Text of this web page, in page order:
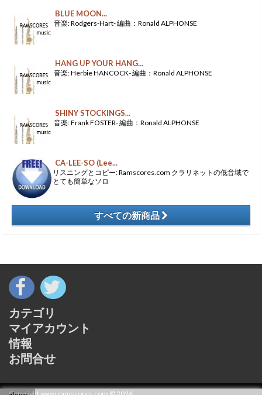
BLUE MOON...
音楽: Rodgers-Hart- 編曲：Ronald ALPHONSE
HANG UP YOUR HANG...
音楽: Herbie HANCOCK- 編曲：Ronald ALPHONSE
SHINY STOCKINGS...
音楽: Frank FOSTER- 編曲：Ronald ALPHONSE
CA-LEE-SO (Lee...
リスニングとコピー: Ramscores.com クラリネットの低音域で
とても簡単なソロ
すべての新商品
カテゴリ
マイアカウント
情報
お問合せ